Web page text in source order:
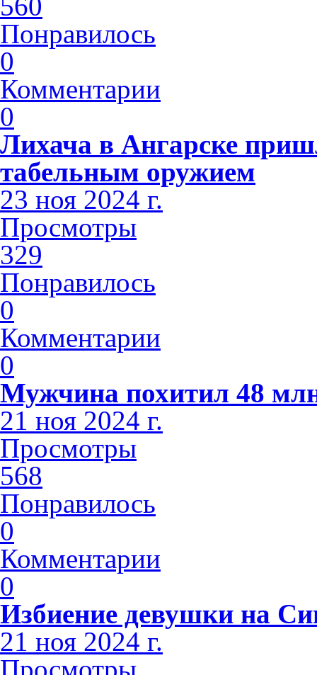
Понравилось
0
Комментарии
0
Лихача в Ангарске
табельным оружием
23 ноя 2024 г.
Просмотры
329
Понравилось
0
Комментарии
0
Мужчина похитил 48
21 ноя 2024 г.
Просмотры
568
Понравилось
0
Комментарии
0
Избиение девушки на
21 ноя 2024 г.